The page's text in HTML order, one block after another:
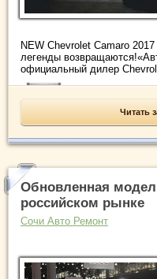
NEW Chevrolet Camaro
легенды
официальный дилер
Читать
Обновленная
российском рынке
Сочи Авто Ремонт